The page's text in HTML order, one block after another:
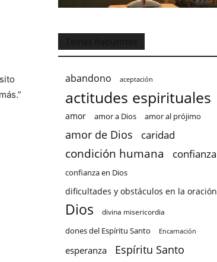
abandono aceptación
actitudes espirituales
amor amor a Dios amor al prójimo
amor de Dios caridad
condición humana confianza
confianza en Dios
dificultades y obstáculos en la oración
Dios divina misericordia
dones del Espíritu Santo Encarnación
esperanza Espíritu Santo